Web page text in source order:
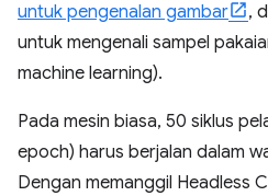
untuk pengenalan gambar
,
untuk mengenali sampel
machine learning).
Pada mesin biasa, 50 siklus
epoch) harus berjalan dalam
Dengan memanggil Headless